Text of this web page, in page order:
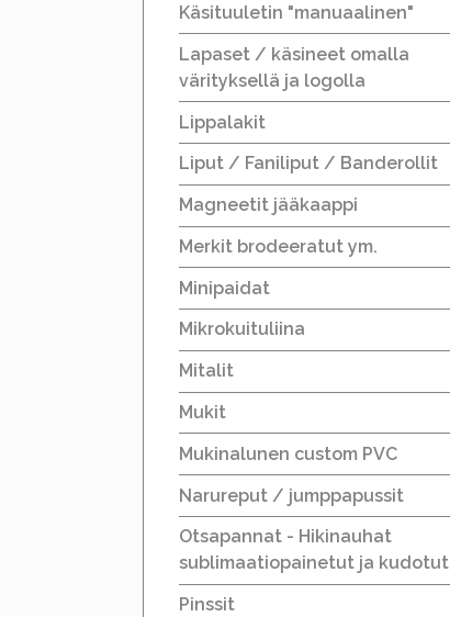
Käsituuletin "manuaalinen"
Lapaset / käsineet omalla
värityksellä ja logolla
Lippalakit
Liput / Faniliput / Banderollit
Magneetit jääkaappi
Merkit brodeeratut ym.
Minipaidat
Mikrokuituliina
Mitalit
Mukit
Mukinalunen custom PVC
Narureput / jumppapussit
Otsapannat - Hikinauhat
sublimaatiopainetut ja kudotut
Pinssit